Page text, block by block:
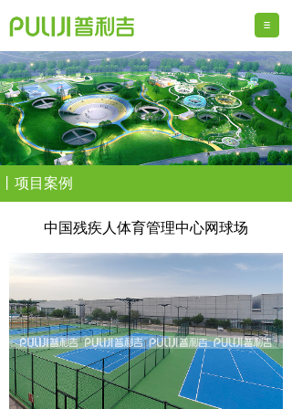
丨项目案例
中国残疾人体育管理中心网球场